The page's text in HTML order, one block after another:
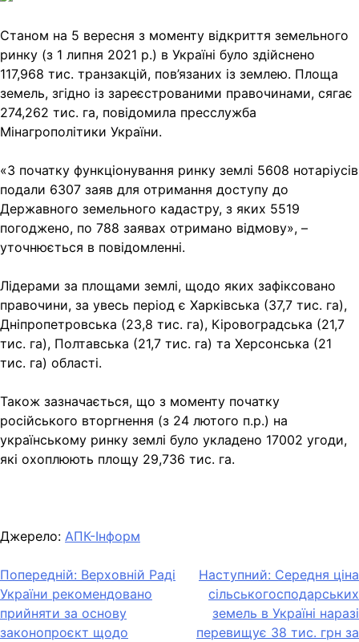
Станом на 5 вересня з моменту відкриття земельного
ринку (з 1 липня 2021 р.) в Україні було здійснено
117,968 тис. транзакцій, пов’язаних із землею. Площа
земель, згідно із зареєстрованими правочинами, сягає
274,262 тис. га, повідомила пресслужба
Мінагрополітики України.
«З початку функціонування ринку землі 5608 нотаріусів
подали 6307 заяв для отримання доступу до
Державного земельного кадастру, з яких 5519
погоджено, по 788 заявах отримано відмову», –
уточнюється в повідомленні.
Лідерами за площами землі, щодо яких зафіксовано
правочини, за увесь період є Харківська (37,7 тис. га),
Дніпропетровська (23,8 тис. га), Кіровоградська (21,7
тис. га), Полтавська (21,7 тис. га) та Херсонська (21
тис. га) області.
Також зазначається, що з моменту початку
російського вторгнення (з 24 лютого п.р.) на
українському ринку землі було укладено 17002 угоди,
які охоплюють площу 29,736 тис. га.
Джерело: АПК-Інформ
Навігація
записів
Попередній: Верховній Раді
України рекомендовано
прийняти за основу
законопроєкт щодо
Наступний: Середня ціна
сільськогосподарських
земель в Україні наразі
перевищує 38 тис. грн за